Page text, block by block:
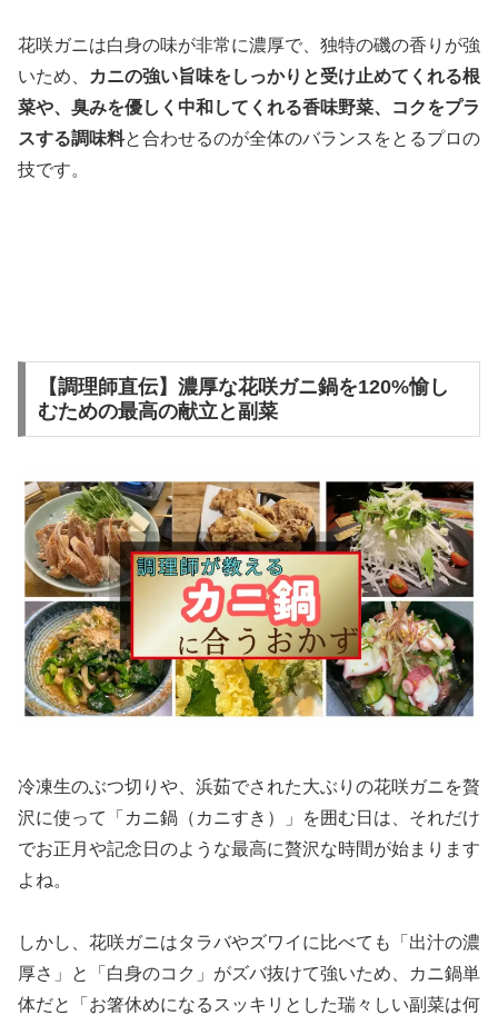
花咲ガニは白身の味が非常に濃厚で、独特の磯の香りが強
いため、 カニの強い旨味をしっかりと受け止めてくれる根
菜や、臭みを優しく中和してくれる香味野菜、コクをプラ
スする調味料と合わせるのが全体のバランスをとるプロの
技です。
【調理師直伝】濃厚な花咲ガニ鍋を120%愉し
むための最高の献立と副菜
冷凍生のぶつ切りや、浜茹でされた大ぶりの花咲ガニを贅
沢に使って「カニ鍋（カニすき）」を囲む日は、それだけ
でお正月や記念日のような最高に贅沢な時間が始まります
よね。
しかし、花咲ガニはタラバやズワイに比べても「出汁の濃
厚さ」と「白身のコク」がズバ抜けて強いため、カニ鍋単
体だと「お箸休めになるスッキリとした瑞々しい副菜は何